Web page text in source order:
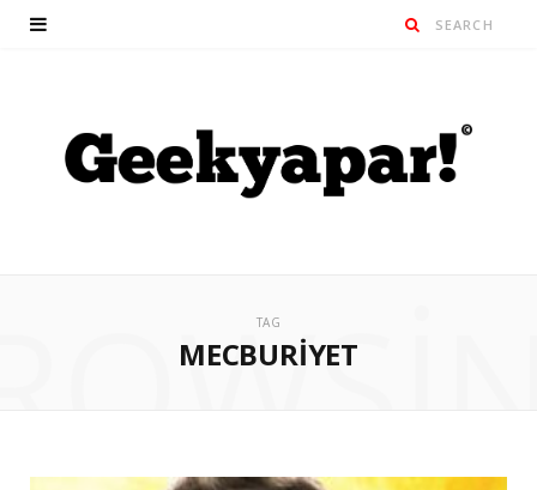
TAG
MECBURIYET